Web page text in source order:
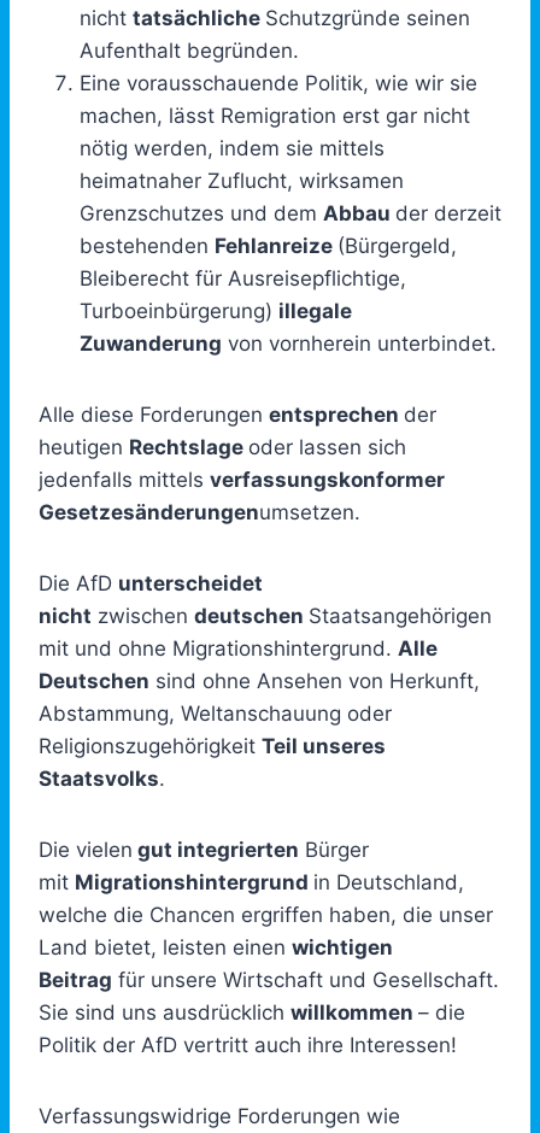
nicht tatsächliche Schutzgründe seinen
Aufenthalt begründen.
Eine vorausschauende Politik, wie wir sie
machen, lässt Remigration erst gar nicht
nötig werden, indem sie mittels
heimatnaher Zuflucht, wirksamen
Grenzschutzes und dem Abbau der derzeit
bestehenden Fehlanreize (Bürgergeld,
Bleiberecht für Ausreisepflichtige,
Turboeinbürgerung) illegale
Zuwanderung von vornherein unterbindet.
Alle diese Forderungen entsprechen der
heutigen Rechtslage oder lassen sich
jedenfalls mittels verfassungskonformer
Gesetzesänderungenumsetzen.
Die AfD unterscheidet
nicht zwischen deutschen Staatsangehörigen
mit und ohne Migrationshintergrund. Alle
Deutschen sind ohne Ansehen von Herkunft,
Abstammung, Weltanschauung oder
Religionszugehörigkeit Teil unseres
Staatsvolks.
Die vielen gut integrierten Bürger
mit Migrationshintergrund in Deutschland,
welche die Chancen ergriffen haben, die unser
Land bietet, leisten einen wichtigen
Beitrag für unsere Wirtschaft und Gesellschaft.
Sie sind uns ausdrücklich willkommen – die
Politik der AfD vertritt auch ihre Interessen!
Verfassungswidrige Forderungen wie